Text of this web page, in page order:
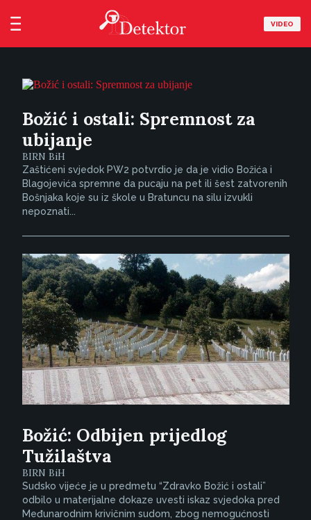
VIDEO
Božić i ostali: Spremnost za
ubijanje
BIRN BiH
Zaštićeni svjedok PW2 potvrdio je da je vidio Božića i
Blagojevića spremne da pucaju na pet ili šest zatvorenih
Bošnjaka koje su iz škole u Bratuncu na silu izvukli
nepoznati...
Božić: Odbijen prijedlog
Tužilaštva
BIRN BiH
Sudsko vijeće je u predmetu “Zdravko Božić i ostali”
odbilo u materijalne dokaze uvesti iskaz svjedoka pred
Međunarodnim krivičnim sudom, zbog nemogućnosti